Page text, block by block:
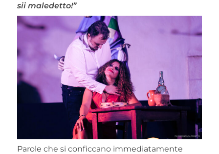
sii maledetto!”
Parole che si conficcano immediatamente